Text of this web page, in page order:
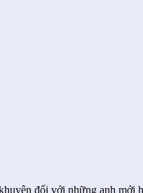
đối với những anh mới